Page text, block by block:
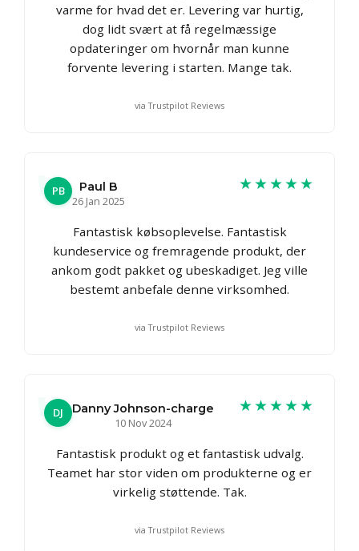
varme for hvad det er. Levering var hurtig,
dog lidt svært at få regelmæssige
opdateringer om hvornår man kunne
forvente levering i starten. Mange tak.
via Trustpilot Reviews
PB
Paul B
26 Jan 2025
★★★★★
Fantastisk købsoplevelse. Fantastisk
kundeservice og fremragende produkt, der
ankom godt pakket og ubeskadiget. Jeg ville
bestemt anbefale denne virksomhed.
via Trustpilot Reviews
DJ
Danny Johnson-charge
10 Nov 2024
★★★★★
Fantastisk produkt og et fantastisk udvalg.
Teamet har stor viden om produkterne og er
virkelig støttende. Tak.
via Trustpilot Reviews